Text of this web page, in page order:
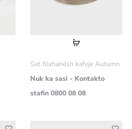
Lexoni
Set filxhanësh kafeje Autumn
Nuk ka sasi - Kontakto
stafin 0800 08 08